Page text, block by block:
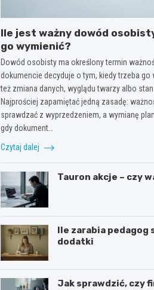
Ile jest ważny dowód
go wymienić?
Dowód osobisty ma określony termin
dokumencie decyduje o tym, kiedy trzeba go
też zmiana danych, wyglądu twarzy albo
Najprościej zapamiętać jedną zasadę:
sprawdzać z wyprzedzeniem, a wymianę
gdy dokument…
Czytaj dalej
Tauron akcje – czy
Ile zarabia pedagog
dodatki
Jak sprawdzić, czy